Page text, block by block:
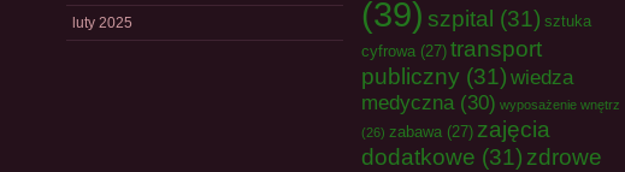
luty 2025
(39) szpital (31) sztuka
cyfrowa (27) transport
publiczny (31) wiedza
medyczna(30) wyposażenie wnętrz
(26) zabawa (27) zajęcia
dodatkowe (31) zdrowe